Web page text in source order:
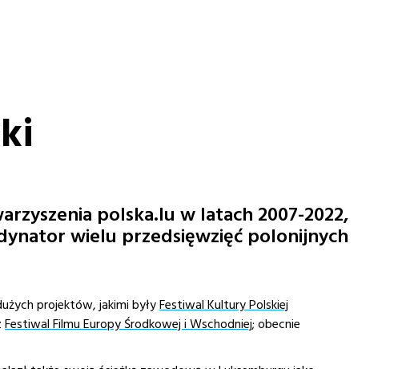
polska.lu w latach 2007-2022,
wielu przedsięwzięć polonijnych
projektów, jakimi byłyFestiwal Kultury Polskiej
Festiwal Filmu Europy Środkowej i Wschodniej; obecnie